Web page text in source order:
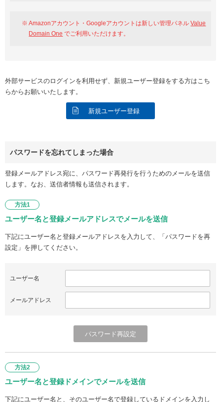
Amazonアカウント・Googleアカウントは新しい管理パネルValue
Domain One でご利用いただけます。
外部サービスのログインを利用せず、新規ユーザー登録をする方はこち
らからお願いいたします。
新規ユーザー登録
パスワードを忘れてしまった場合
登録メールアドレス宛に、パスワード再発行を行うためのメールを送信
します。なお、送信者情報も送信されます。
方法1
ユーザー名と登録メールアドレスでメールを送信
下記にユーザー名と登録メールアドレスを入力して、「パスワードを再
設定」を押してください。
ユーザー名
メールアドレス
方法2
ユーザー名と登録ドメインでメールを送信
下記にユーザー名と、そのユーザー名で登録しているドメインを入力し